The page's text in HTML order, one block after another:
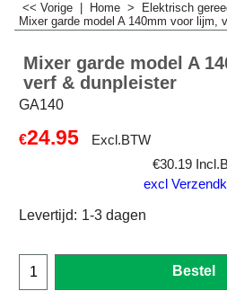
<< Vorige Home > Elektrisch
Mixer garde model A 140mm voor lijm,
Mixer garde model A
verf & dunpleister
GA140
€24.95
Excl.BTW
€30.19
excl
Levertijd: 1-3 dagen
Bestel